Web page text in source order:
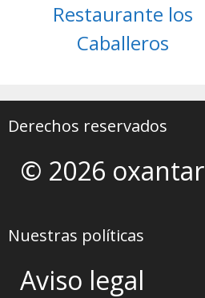
Restaurante los
Caballeros
Derechos reservados
© 2026 oxantar
Nuestras políticas
Aviso legal